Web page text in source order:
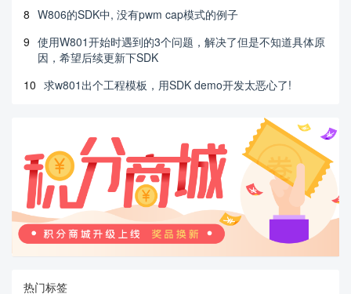
8 W806的SDK中, 没有pwm cap模式的例子
9 使用W801开始时遇到的3个问题，解决了但是不知道具体原
因，希望后续更新下SDK
10 求w801出个工程模板，用SDK demo开发太恶心了!
热门标签